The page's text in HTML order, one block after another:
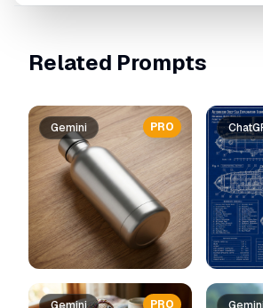
Related Prompts
PRO
Gemini
PRO